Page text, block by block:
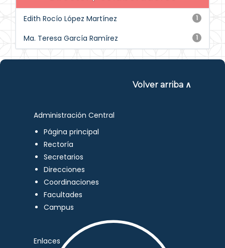
1
Edith Rocío López Martínez
1
Ma. Teresa García Ramírez
Volver arriba ∧
Administración Central
Página principal
Rectoría
Secretarios
Direcciones
Coordinaciones
Facultades
Campus
Enlaces